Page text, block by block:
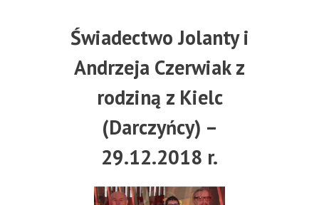
Świadectwo Jolanty i
Andrzeja Czerwiak z
rodziną z Kielc
(Darczyńcy) –
29.12.2018 r.